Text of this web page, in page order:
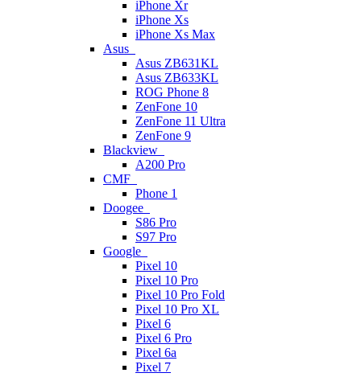
iPhone Xr
iPhone Xs
iPhone Xs Max
Asus
Asus ZB631KL
Asus ZB633KL
ROG Phone 8
ZenFone 10
ZenFone 11 Ultra
ZenFone 9
Blackview
A200 Pro
CMF
Phone 1
Doogee
S86 Pro
S97 Pro
Google
Pixel 10
Pixel 10 Pro
Pixel 10 Pro Fold
Pixel 10 Pro XL
Pixel 6
Pixel 6 Pro
Pixel 6a
Pixel 7